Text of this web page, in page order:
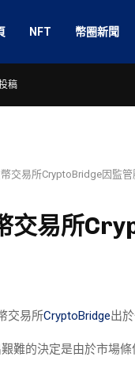
NFT 幣圈新聞
稿
交易所CryptoBridge因監管
交易所
交易所CryptoBridge出
難的決定是由於市場